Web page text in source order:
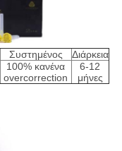
Συστημένος
Διάρκεια
100% κανένα
overcorrection
6-12
μήνες